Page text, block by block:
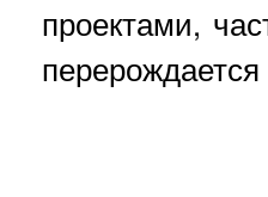
проектами,